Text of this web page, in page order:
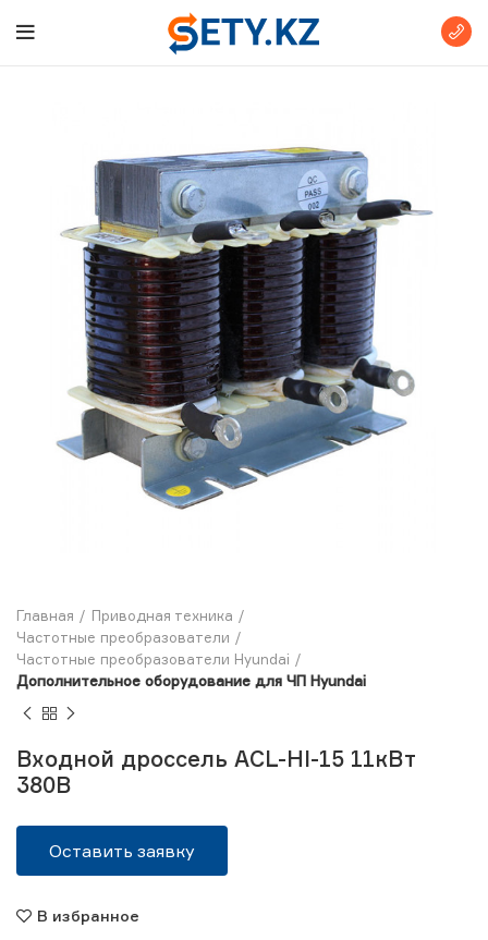
Главная
Приводная техника
Частотные преобразователи
Частотные преобразователи Hyundai
Дополнительное оборудование для ЧП Hyundai
Входной дроссель ACL-HI-15 11кВт
380В
Оставить заявку
В избранное